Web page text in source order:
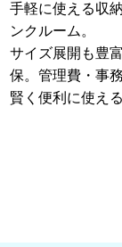
手軽に使える収
ンクルーム。
サイズ展開も豊
保。管理費・事
賢く便利に使え